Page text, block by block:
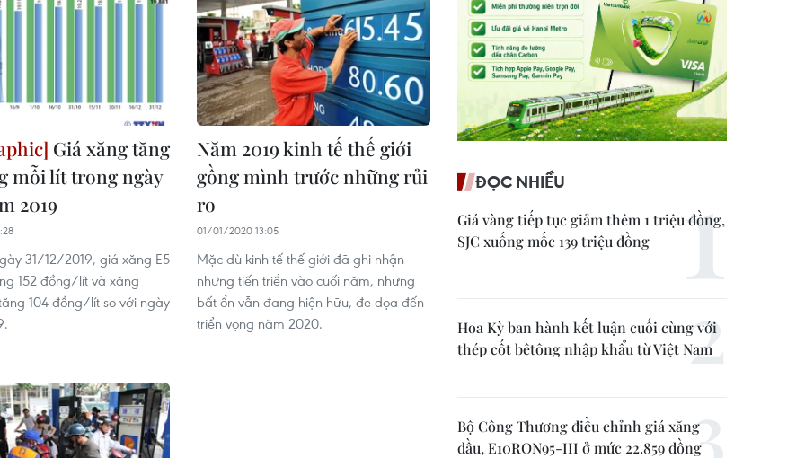
Giá xăng tăng
mỗi lít trong ngày
2019
31/12/2019, giá xăng E5
152 đồng/lít và xăng
104 đồng/lít so với ngày
Năm 2019 kinh tế thế giới
gồng mình trước những rủi
ro
01/01/2020 13:05
Mặc dù kinh tế thế giới đã ghi nhận
những tiến triển vào cuối năm, nhưng
bất ổn vẫn đang hiện hữu, đe dọa đến
triển vọng năm 2020.
ĐỌC NHIỀU
Giá vàng tiếp tục giảm thêm 1 triệu đồng,
SJC xuống mốc 139 triệu đồng
Hoa Kỳ ban hành kết luận cuối cùng với
thép cốt bêtông nhập khẩu từ Việt Nam
Bộ Công Thương điều chỉnh giá xăng
dầu, E10RON95-III ở mức 22.859 đồng